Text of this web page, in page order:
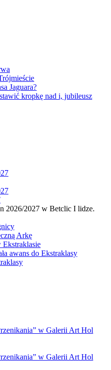
Jaguara?
kropkę nad i, jubileusz
2026/2027 w Betclic I lidze.
Arkę
Ekstraklasie
awans do Ekstraklasy